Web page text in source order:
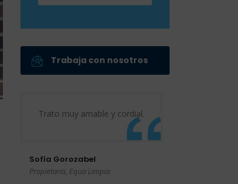
Trabaja con nosotros
Trato muy amable y cordial.
Sofía Gorozabel
Propietaria, Equa Limpia